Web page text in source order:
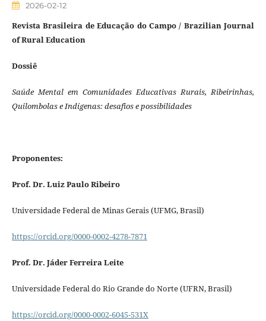
2026-02-12
Revista Brasileira de Educação do Campo / Brazilian Journal
of Rural Education
Dossiê
Saúde Mental em Comunidades Educativas Rurais, Ribeirinhas,
Quilombolas e Indígenas: desafios e possibilidades
Proponentes:
Prof. Dr. Luiz Paulo Ribeiro
Universidade Federal de Minas Gerais (UFMG, Brasil)
https://orcid.org/0000-0002-4278-7871
Prof. Dr. Jáder Ferreira Leite
Universidade Federal do Rio Grande do Norte (UFRN, Brasil)
https://orcid.org/0000-0002-6045-531X